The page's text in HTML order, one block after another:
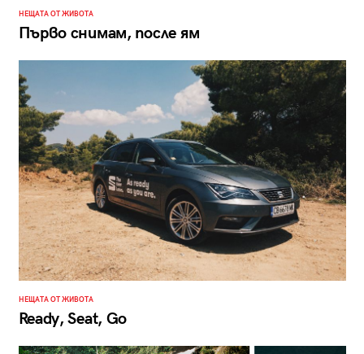
НЕЩАТА ОТ ЖИВОТА
Първо снимам, после ям
НЕЩАТА ОТ ЖИВОТА
Ready, Seat, Go